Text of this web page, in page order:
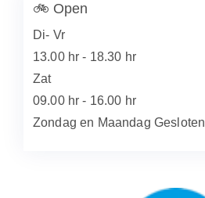
🚲 Open
Di- Vr
13.00 hr - 18.30 hr
Zat
09.00 hr - 16.00 hr
Zondag en Maandag Gesloten